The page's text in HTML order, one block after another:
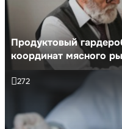
Продуктовый
координат мясного
272